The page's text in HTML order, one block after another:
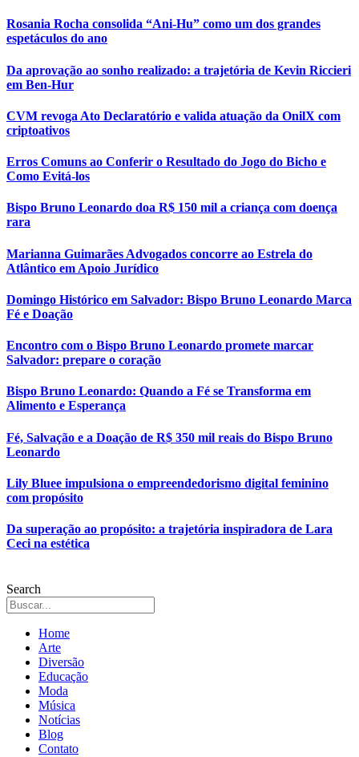
Rosania Rocha consolida “Ani-Hu” como um dos grandes
espetáculos do ano
Da aprovação ao sonho realizado: a trajetória de Kevin Riccieri
em Ben-Hur
CVM revoga Ato Declaratório e valida atuação da OnilX com
criptoativos
Erros Comuns ao Conferir o Resultado do Jogo do Bicho e
Como Evitá-los
Bispo Bruno Leonardo doa R$ 150 mil a criança com doença
rara
Marianna Guimarães Advogados concorre ao Estrela do
Atlântico em Apoio Jurídico
Domingo Histórico em Salvador: Bispo Bruno Leonardo Marca
Fé e Doação
Encontro com o Bispo Bruno Leonardo promete marcar
Salvador: prepare o coração
Bispo Bruno Leonardo: Quando a Fé se Transforma em
Alimento e Esperança
Fé, Salvação e a Doação de R$ 350 mil reais do Bispo Bruno
Leonardo
Lily Bluee impulsiona o empreendedorismo digital feminino
com propósito
Da superação ao propósito: a trajetória inspiradora de Lara
Ceci na estética
Search
Home
Arte
Diversão
Educação
Moda
Música
Notícias
Blog
Contato